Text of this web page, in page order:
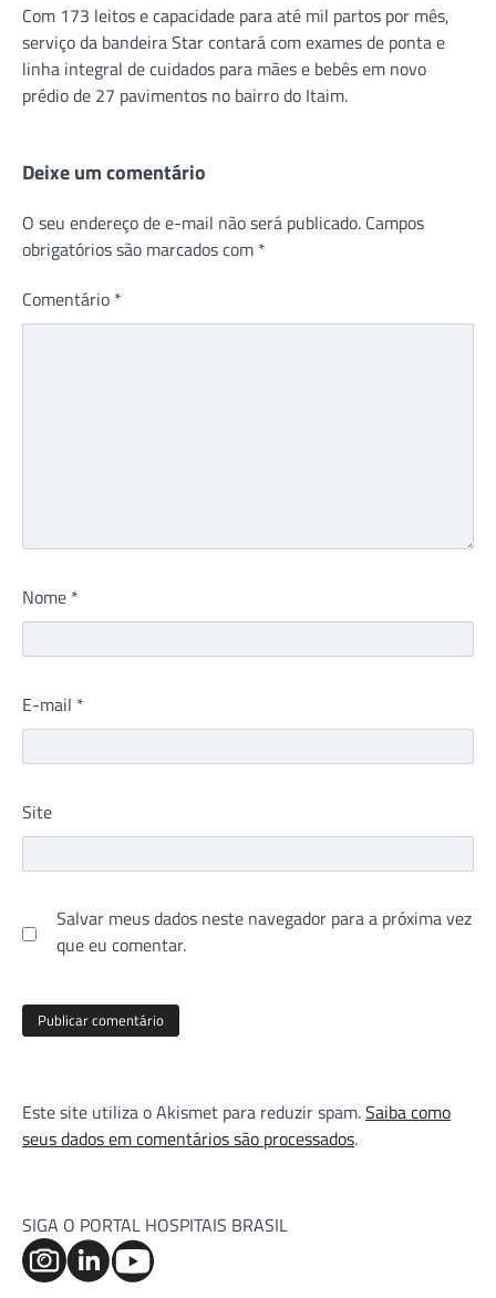
Com 173 leitos e capacidade para até mil partos por mês,
serviço da bandeira Star contará com exames de ponta e
linha integral de cuidados para mães e bebês em novo
prédio de 27 pavimentos no bairro do Itaim.
Deixe um comentário
O seu endereço de e-mail não será publicado. Campos
obrigatórios são marcados com *
Comentário *
Nome *
E-mail *
Site
Salvar meus dados neste navegador para a próxima vez
que eu comentar.
Este site utiliza o Akismet para reduzir spam.Saiba como
seus dados em comentários são processados.
SIGA O PORTAL HOSPITAIS BRASIL